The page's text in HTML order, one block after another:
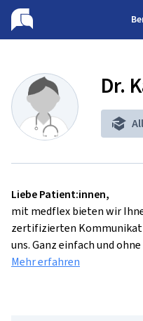
B
Dr.
Liebe Patient:innen,
mit medflex bieten wir
zertifizierten
uns. Ganz einfach und
Mehr erfahren